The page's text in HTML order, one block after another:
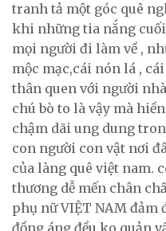
tranh tả một góc quê
khi những tia nắng
mọi người đi làm về ,
mộc mạc,cái nón lá ,
thân quen với người
chú bò to là vậy mà
chậm dãi ung dung
con người con vật nơi
của làng quê việt nam.
thương dễ mến chân
phụ nữ VIỆT NAM đảm